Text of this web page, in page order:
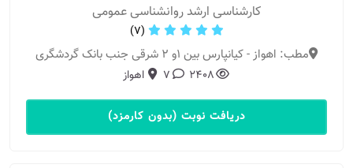
کارشناسی ارشد روانشناسی عمومی
(7)
مطب: اهواز - کیانپارس بین ۱و ۲ شرقی جنب بانک گردشگری
2408
7 اهواز
دریافت نوبت (بدون کارمزد)